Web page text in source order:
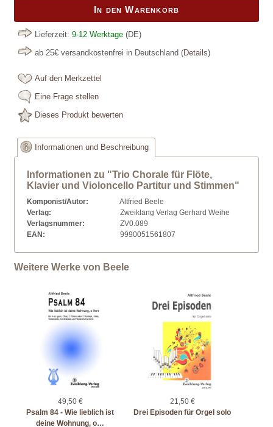
In den Warenkorb
Lieferzeit: 9-12 Werktage (DE)
ab 25€ versandkostenfrei in Deutschland (Details)
Auf den Merkzettel
Eine Frage stellen
Dieses Produkt bewerten
Informationen und Beschreibung
Informationen zu "Trio Chorale für Flöte,
Klavier und Violoncello Partitur und Stimmen"
Komponist/Autor:
Altfried Beele
Verlag:
Zweiklang Verlag Gerhard Weihe
Verlagsnummer:
ZV0.089
EAN:
9990051561807
Weitere Werke von Beele
49,50 €
Psalm 84 - Wie lieblich ist
deine Wohnung, o…
21,50 €
Drei Episoden für Orgel solo